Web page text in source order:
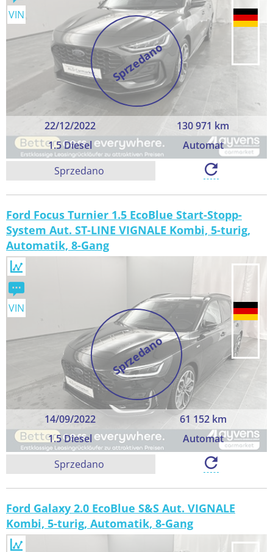
Sprzedano
22/12/2022
130 971 km
1.5 Diesel
Automat
VIN
Sprzedano
Ford Focus Turnier 1.5 EcoBlue Start-Stopp-
System Aut. ST-LINE VIGNALE Kombi, 5-turig,
Automatik, 8-Gang
Sprzedano
14/09/2022
61 152 km
1.5 Diesel
Automat
VIN
Sprzedano
Ford Galaxy 2.0 EcoBlue S&S Aut. VIGNALE
Kombi, 5-turig, Automatik, 8-Gang